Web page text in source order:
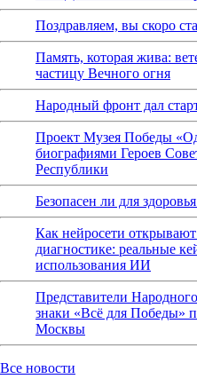
Поздравляем, вы скоро
Память, которая жива:
частицу Вечного огня
Народный фронт дал
Проект Музея Победы
биографиями Героев
Республики
Безопасен ли для
Как нейросети
диагностике: реальные
использования ИИ
Представители
знаки «Всё для Победы»
Москвы
Все новости